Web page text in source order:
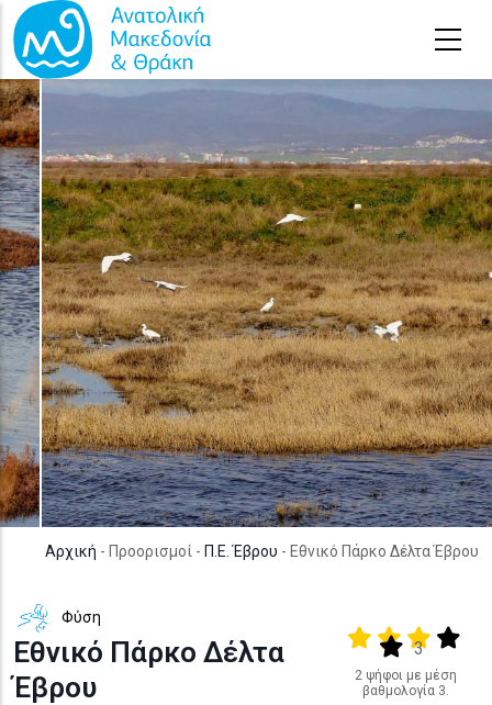
Παράκαμψη προς το κυρίως περιεχόμενο
Αρχική - Προορισμοί - Π.Ε. Έβρου - Εθνικό Πάρκο Δέλτα Έβρου
Φύση
Εθνικό Πάρκο Δέλτα
Έβρου
Output format
(star)(star)(star)
(star)
3
2 ψήφοι με μέση
βαθμολογία 3.